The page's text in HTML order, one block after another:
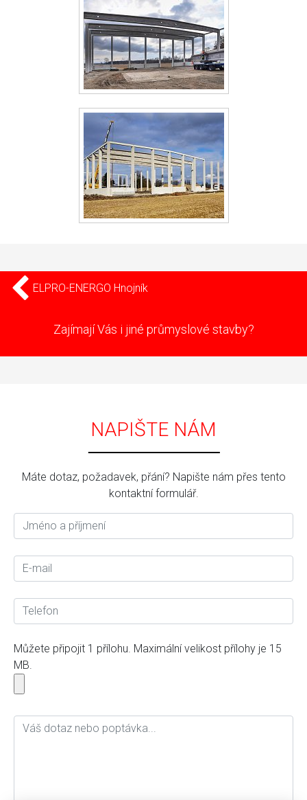
ELPRO-ENERGO Hnojník
Zajímají Vás i jiné průmyslové stavby?
NAPIŠTE NÁM
Máte dotaz, požadavek, přání? Napište nám přes tento
kontaktní formulář.
Můžete připojit 1 přílohu. Maximální velikost přílohy je 15
MB.